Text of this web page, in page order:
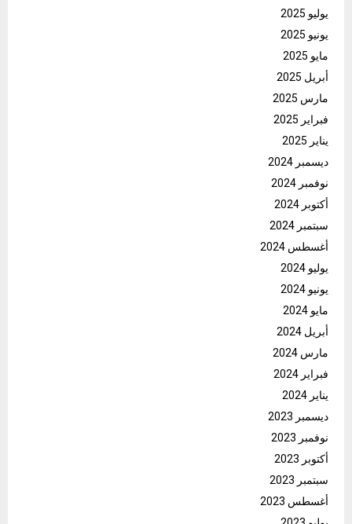
يوليو 2025
يونيو 2025
مايو 2025
أبريل 2025
مارس 2025
فبراير 2025
يناير 2025
ديسمبر 2024
نوفمبر 2024
أكتوبر 2024
سبتمبر 2024
أغسطس 2024
يوليو 2024
يونيو 2024
مايو 2024
أبريل 2024
مارس 2024
فبراير 2024
يناير 2024
ديسمبر 2023
نوفمبر 2023
أكتوبر 2023
سبتمبر 2023
أغسطس 2023